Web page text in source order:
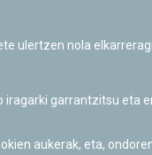
ulertzen nola
garrantzitsu eta
aukerak, eta,